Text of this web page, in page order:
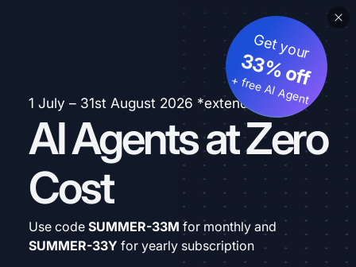
1 July – 31st August 2026 *extended
AI Agents at Zero
Cost
Get your
33% off
+ free AI Agent
Use code SUMMER-33M for monthly and
SUMMER-33Y for yearly subscription